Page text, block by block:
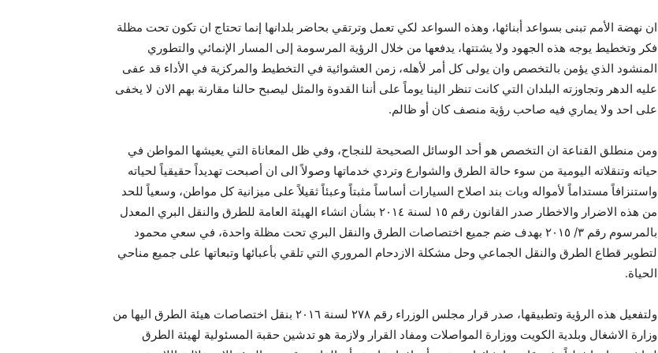
ان نهضة الأمم تبنى بسواعد أبنائها، وهذه السواعد لكي تعمل وترتقي بحاضر بلدانها إنما تحتاج ان تكون تحت مظلة
فكر وتخطيط يوجه هذه الجهود ولا يشتتها، يدفعها من خلال الرؤية المرسومة إلى المسار الإنمائي والتطوري
المنشود الذي يؤمن بالتخصص وان يولى كل أمر لأهله، زمن العشوائية في التخطيط والمركزية في الأداء قد عفى
عليه الدهر وتجاوزته البلدان التي كانت تنظر الينا يوماً على أننا القدوة والمثل ليصبح حالنا مقارنة بهم الان لا يخفى
على احد ولا يماري فيه صاحب رؤية منصف كان أو ظالم.
ومن منطلق القناعة ان التخصص هو أحد الوسائل الصحيحة للنجاح، وفي ظل المعاناة التي يعيشها المواطن في
حياته وتنقلاته اليومية من سوء حالة الطرق والشوارع وتردي خدماتها وصولاً الى ان أصبحت تهديداً حقيقياً لحياته
واستنزافاً مستداماً لأمواله وبات بند اصلاح السيارات أساساً مثبتاً وعبئاً ثقيلاً على ميزانية كل مواطن، وسعياً للحد
من هذه الاضرار والاخطار صدر القانون رقم ١٥ لسنة ٢٠١٤ بشأن انشاء الهيئة العامة للطرق والنقل البري المعدل
بالمرسوم رقم ٣/ ٢٠١٥ بهدف ضم جميع اختصاصات الطرق والنقل البري تحت مظلة واحدة، في سعي محمود
لتطوير قطاع الطرق والنقل الجماعي وحل مشكلة الازدحام المروري التي تلقي بأعبائها وتبعاتها على جميع مناحي
الحياة.
ولتفعيل هذه الرؤية وتطبيقها، صدر قرار مجلس الوزراء رقم ٢٧٨ لسنة ٢٠١٦ بنقل اختصاصات هيئة الطرق اليها من
وزارة الاشغال وبلدية الكويت ووزارة المواصلات ومفاد القرار ولازمة هو تدشين حقبة المسئولية لهيئة الطرق